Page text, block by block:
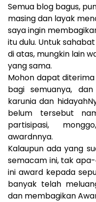
Semua blog bagus,
masing dan layak
saya ingin
itu dulu. Untuk
di atas, mungkin lain
yang sama.
Mohon dapat
bagi semuanya,
karunia dan
belum tersebut
partisipasi,
awardnnya.
Kalaupun ada yang
semacam ini, tak
ini award kepada
banyak telah melu
dan membagikan